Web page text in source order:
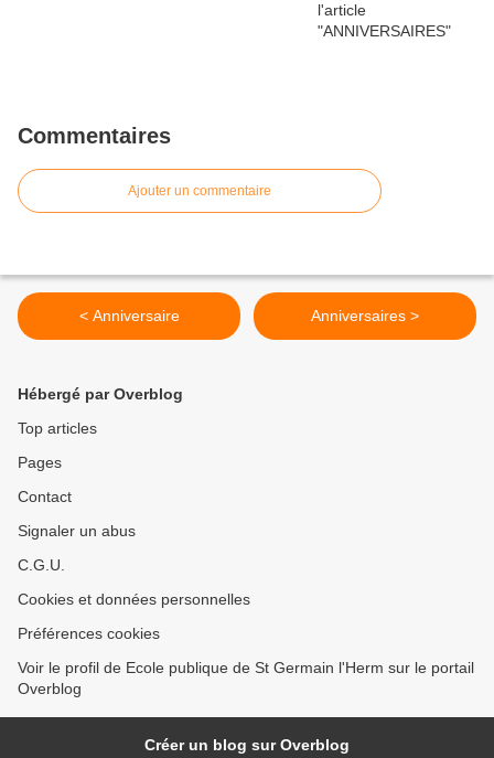
Commentaires
Ajouter un commentaire
< Anniversaire Anniversaires >
Hébergé par Overblog
Top articles
Pages
Contact
Signaler un abus
C.G.U.
Cookies et données personnelles
Préférences cookies
Voir le profil de Ecole publique de St Germain l'Herm sur le portail
Overblog
Créer un blog sur Overblog